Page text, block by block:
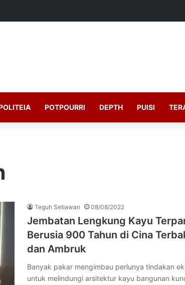
POTPOURRI DEPTH PUISI
Teguh Setiawan 08/08/2022
Jembatan Lengkung Kayu
Berusia 900 Tahun di Cina
dan Ambruk
Banyak pakar mengimbau perlunya tindakan
untuk melindungi arsitektur kayu bangunan